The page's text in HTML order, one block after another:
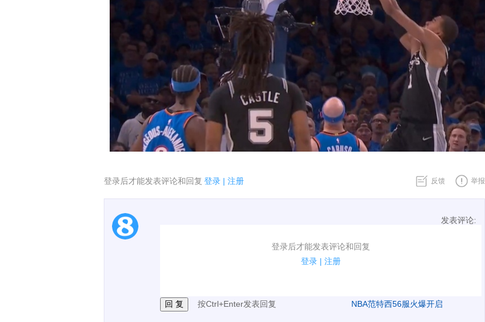
登录后才能发表评论和回复 登录 | 注册 反馈 举报
发表评论:
登录后才能发表评论和回复
登录 | 注册
1.电脑端新用户可以发表评论了！
按Ctrl+Enter发表回复 NBA范特西56服火爆开启